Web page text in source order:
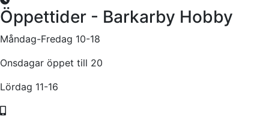
Öppettider - Barkarby Hobby
Måndag-Fredag 10-18
Onsdagar öppet till 20
Lördag 11-16